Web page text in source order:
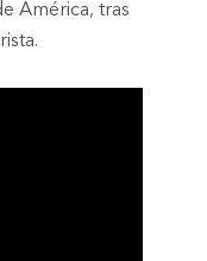
América, tras